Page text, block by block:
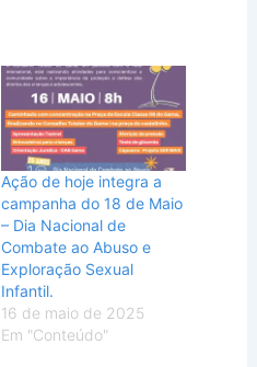
Ação de hoje integra a
campanha do 18 de Maio
– Dia Nacional de
Combate ao Abuso e
Exploração Sexual
Infantil.
16 de maio de 2025
Em "Conteúdo"